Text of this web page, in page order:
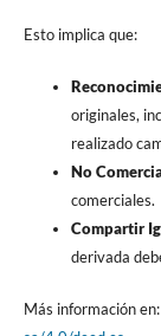
Esto implica que:
originales,
realizado
No
comerciales.
Compartir
derivada
Más información en: